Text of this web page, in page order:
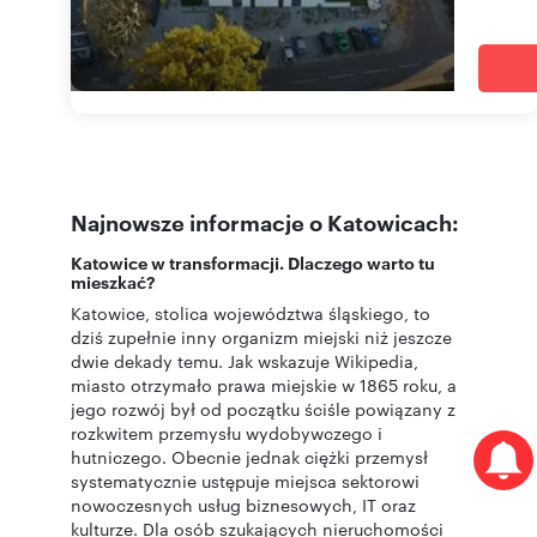
Najnowsze informacje o Katowicach:
Katowice w transformacji. Dlaczego warto tu
mieszkać?
Katowice, stolica województwa śląskiego, to
dziś zupełnie inny organizm miejski niż jeszcze
dwie dekady temu. Jak wskazuje Wikipedia,
miasto otrzymało prawa miejskie w 1865 roku, a
jego rozwój był od początku ściśle powiązany z
rozkwitem przemysłu wydobywczego i
hutniczego. Obecnie jednak ciężki przemysł
systematycznie ustępuje miejsca sektorowi
nowoczesnych usług biznesowych, IT oraz
kulturze. Dla osób szukających nieruchomości